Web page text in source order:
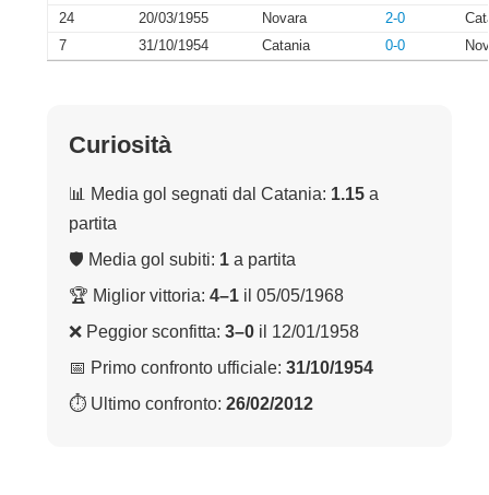
24
20/03/1955 Novara 2-0
7
31/10/1954 Catania 0-0
Curiosità
📊 Media gol segnati dal Catania: 1.15 a
partita
🛡 Media gol subiti: 1 a partita
🏆 Miglior vittoria: 4–1 il 05/05/1968
❌ Peggior sconfitta: 3–0 il 12/01/1958
📅 Primo confronto ufficiale: 31/10/1954
⏱ Ultimo confronto: 26/02/2012